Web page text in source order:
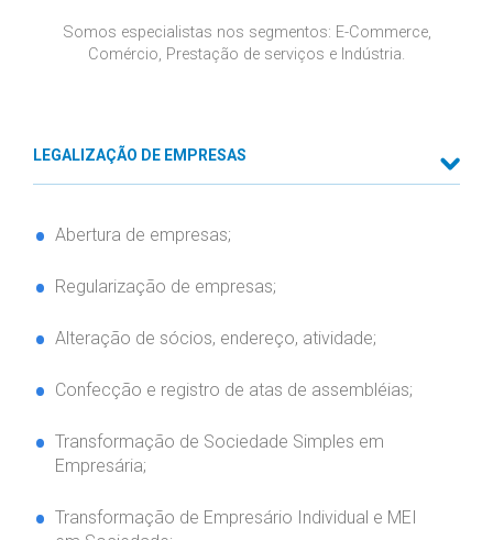
Somos especialistas nos segmentos: E-Commerce,
Comércio, Prestação de serviços e Indústria.
Abertura de empresas;
Regularização de empresas;
Alteração de sócios, endereço, atividade;
Confecção e registro de atas de assembléias;
Transformação de Sociedade Simples em
Empresária;
Transformação de Empresário Individual e MEI